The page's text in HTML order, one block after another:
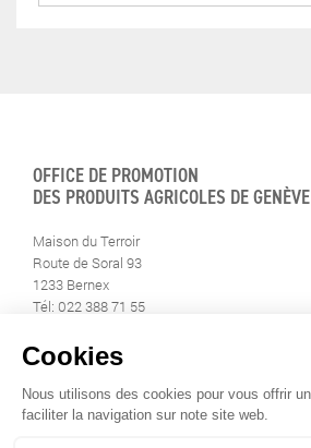
OFFICE DE PROMOTION
DES PRODUITS AGRICOLES DE GENÈVE
Maison du Terroir
Route de Soral 93
1233 Bernex
Tél: 022 388 71 55
info@geneveterroir.ge.ch
RESTEZ AU CONTACT DE
TOUTE L’ACTUALITÉ DU TERROIR